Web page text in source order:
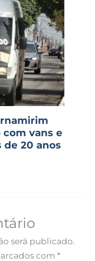
vans e
20 anos
será publicado.
com *